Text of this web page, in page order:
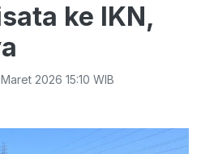
ke IKN,
2026 15:10 WIB